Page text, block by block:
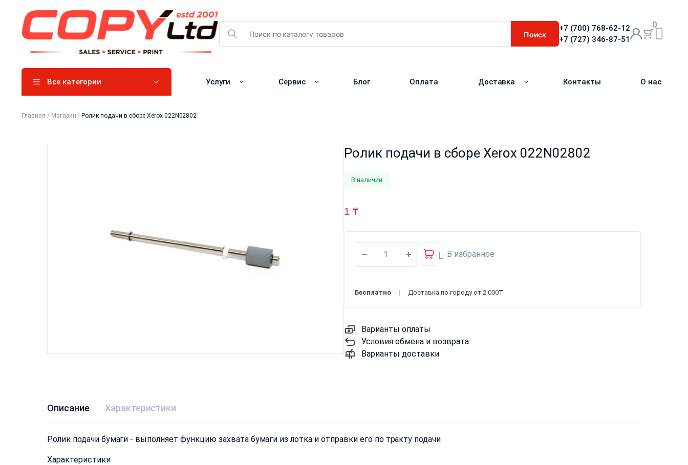
Поиск
+7 (700) 768-62-12
+7 (727) 346-87-51
0
Все категории Услуги Сервис Блог Оплата Доставка Контакты О нас
Главная / Магазин / Ролик подачи в сборе Xerox 022N02802
Ролик подачи в сборе Xerox 022N02802
В наличии
1 ₸
В избранное
Бесплатно Доставка по городу от 2 000₸
Варианты оплаты
Условия обмена и возврата
Варианты доставки
Описание Характеристики
Ролик подачи бумаги - выполняет функцию захвата бумаги из лотка и отправки его по тракту подачи
Характеристики